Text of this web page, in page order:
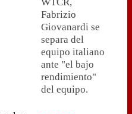
Fabrizio
Giovanardi se
separa del
equipo italiano
ante "el bajo
rendimiento"
del equipo.